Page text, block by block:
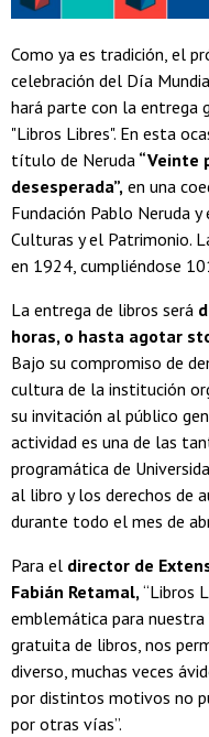
Como ya es tradición, el
celebración del Día
hará parte con la entrega
"Libros Libres". En esta
título de Neruda “Veinte
desesperada”, en una
Fundación Pablo Neruda
Culturas y el Patrimonio.
en 1924, cumpliéndose
La entrega de libros será
horas, o hasta agotar
Bajo su compromiso de
cultura de la institución
su invitación al público
actividad es una de las
programática de
al libro y los derechos de
durante todo el mes de
Para el director de
Fabián Retamal, “Libros
emblemática para nuestra
gratuita de libros, nos
diverso, muchas veces
por distintos motivos no
por otras vías”.